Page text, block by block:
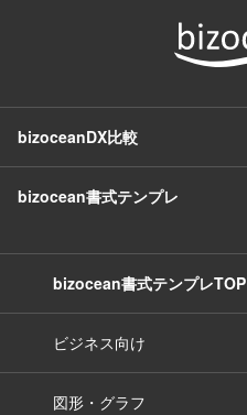
bizoceanDX比較
bizocean書式テンプレ
bizocean書式テンプレTOP
ビジネス向け
図形・グラフ